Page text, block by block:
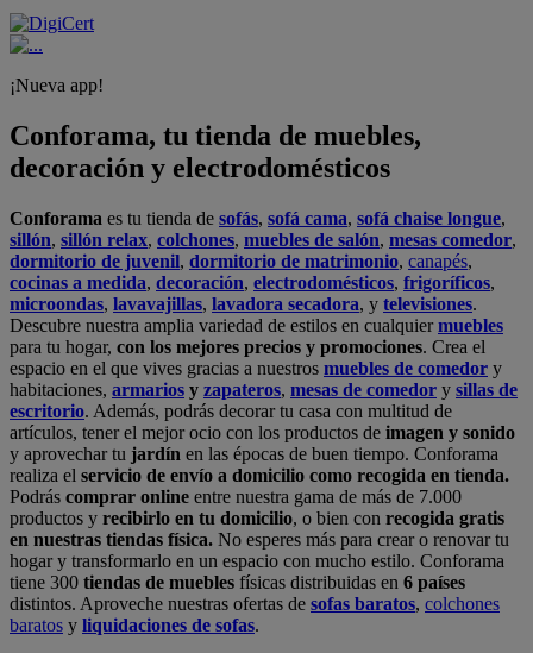
¡Nueva app!
Conforama, tu tienda de muebles,
decoración y electrodomésticos
Conforama es tu tienda de sofás, sofá cama, sofá chaise longue,
sillón, sillón relax, colchones, muebles de salón, mesas comedor,
dormitorio de juvenil, dormitorio de matrimonio, canapés,
cocinas a medida, decoración, electrodomésticos, frigoríficos,
microondas, lavavajillas, lavadora secadora, y televisiones.
Descubre nuestra amplia variedad de estilos en cualquiermuebles
para tu hogar, con los mejores precios y promociones. Crea el
espacio en el que vives gracias a nuestros muebles de comedor y
habitaciones, armarios y zapateros, mesas de comedor y sillas de
escritorio. Además, podrás decorar tu casa con multitud de
artículos, tener el mejor ocio con los productos de imagen y sonido
y aprovechar tu jardín en las épocas de buen tiempo. Conforama
realiza el servicio de envío a domicilio como recogida en tienda.
Podrás comprar online entre nuestra gama de más de 7.000
productos y recibirlo en tu domicilio, o bien con recogida gratis
en nuestras tiendas física. No esperes más para crear o renovar tu
hogar y transformarlo en un espacio con mucho estilo. Conforama
tiene 300 tiendas de muebles físicas distribuidas en 6 países
distintos. Aproveche nuestras ofertas de sofas baratos, colchones
baratos y liquidaciones de sofas.